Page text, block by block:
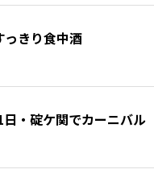
きり食中酒
・碇ケ関でカーニバル